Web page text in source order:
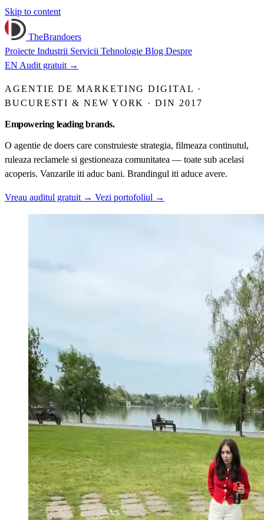
Skip to content
TheBrandoers
Proiecte Industrii Servicii Tehnologie Blog Despre
EN Audit gratuit →
AGENTIE DE MARKETING DIGITAL ·
BUCURESTI & NEW YORK · DIN 2017
Empowering leading brands.
O agentie de doers care construieste strategia, filmeaza continutul,
ruleaza reclamele si gestioneaza comunitatea — toate sub acelasi
acoperis. Vanzarile iti aduc bani. Brandingul iti aduce avere.
Vreau auditul gratuit → Vezi portofoliul →